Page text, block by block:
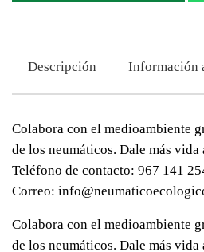
Descripción Información
Colabora con el medioambiente
de los neumáticos. Dale más vida
Teléfono de contacto: 967 141
Correo:
Colabora con el medioambiente
de los neumáticos. Dale más vida